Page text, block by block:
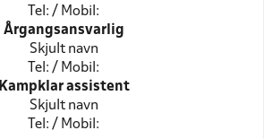
Tel: / Mobil:
Årgangsansvarlig
Skjult navn
Tel: / Mobil:
Kampklar assistent
Skjult navn
Tel: / Mobil: